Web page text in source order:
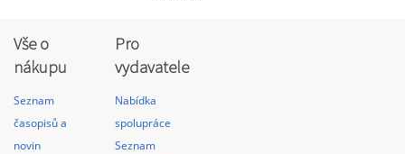
Vše o
nákupu
Seznam
časopisů a
novin
Pro
vydavatele
Nabídka
spolupráce
Seznam